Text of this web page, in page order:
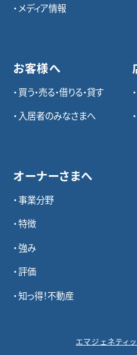
メディア情報
お客様へ
買う・売る・借りる・貸す
入居者のみなさまへ
オーナーさまへ
事業分野
特徴
強み
評価
知っ得！不動産
エマジェネティ